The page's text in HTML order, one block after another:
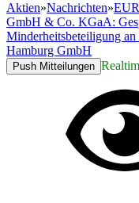
Aktien»Nachrichten»
GmbH & Co. KGaA:
Minderheitsbeteiligung
Hamburg GmbH
Push Mitteilungen